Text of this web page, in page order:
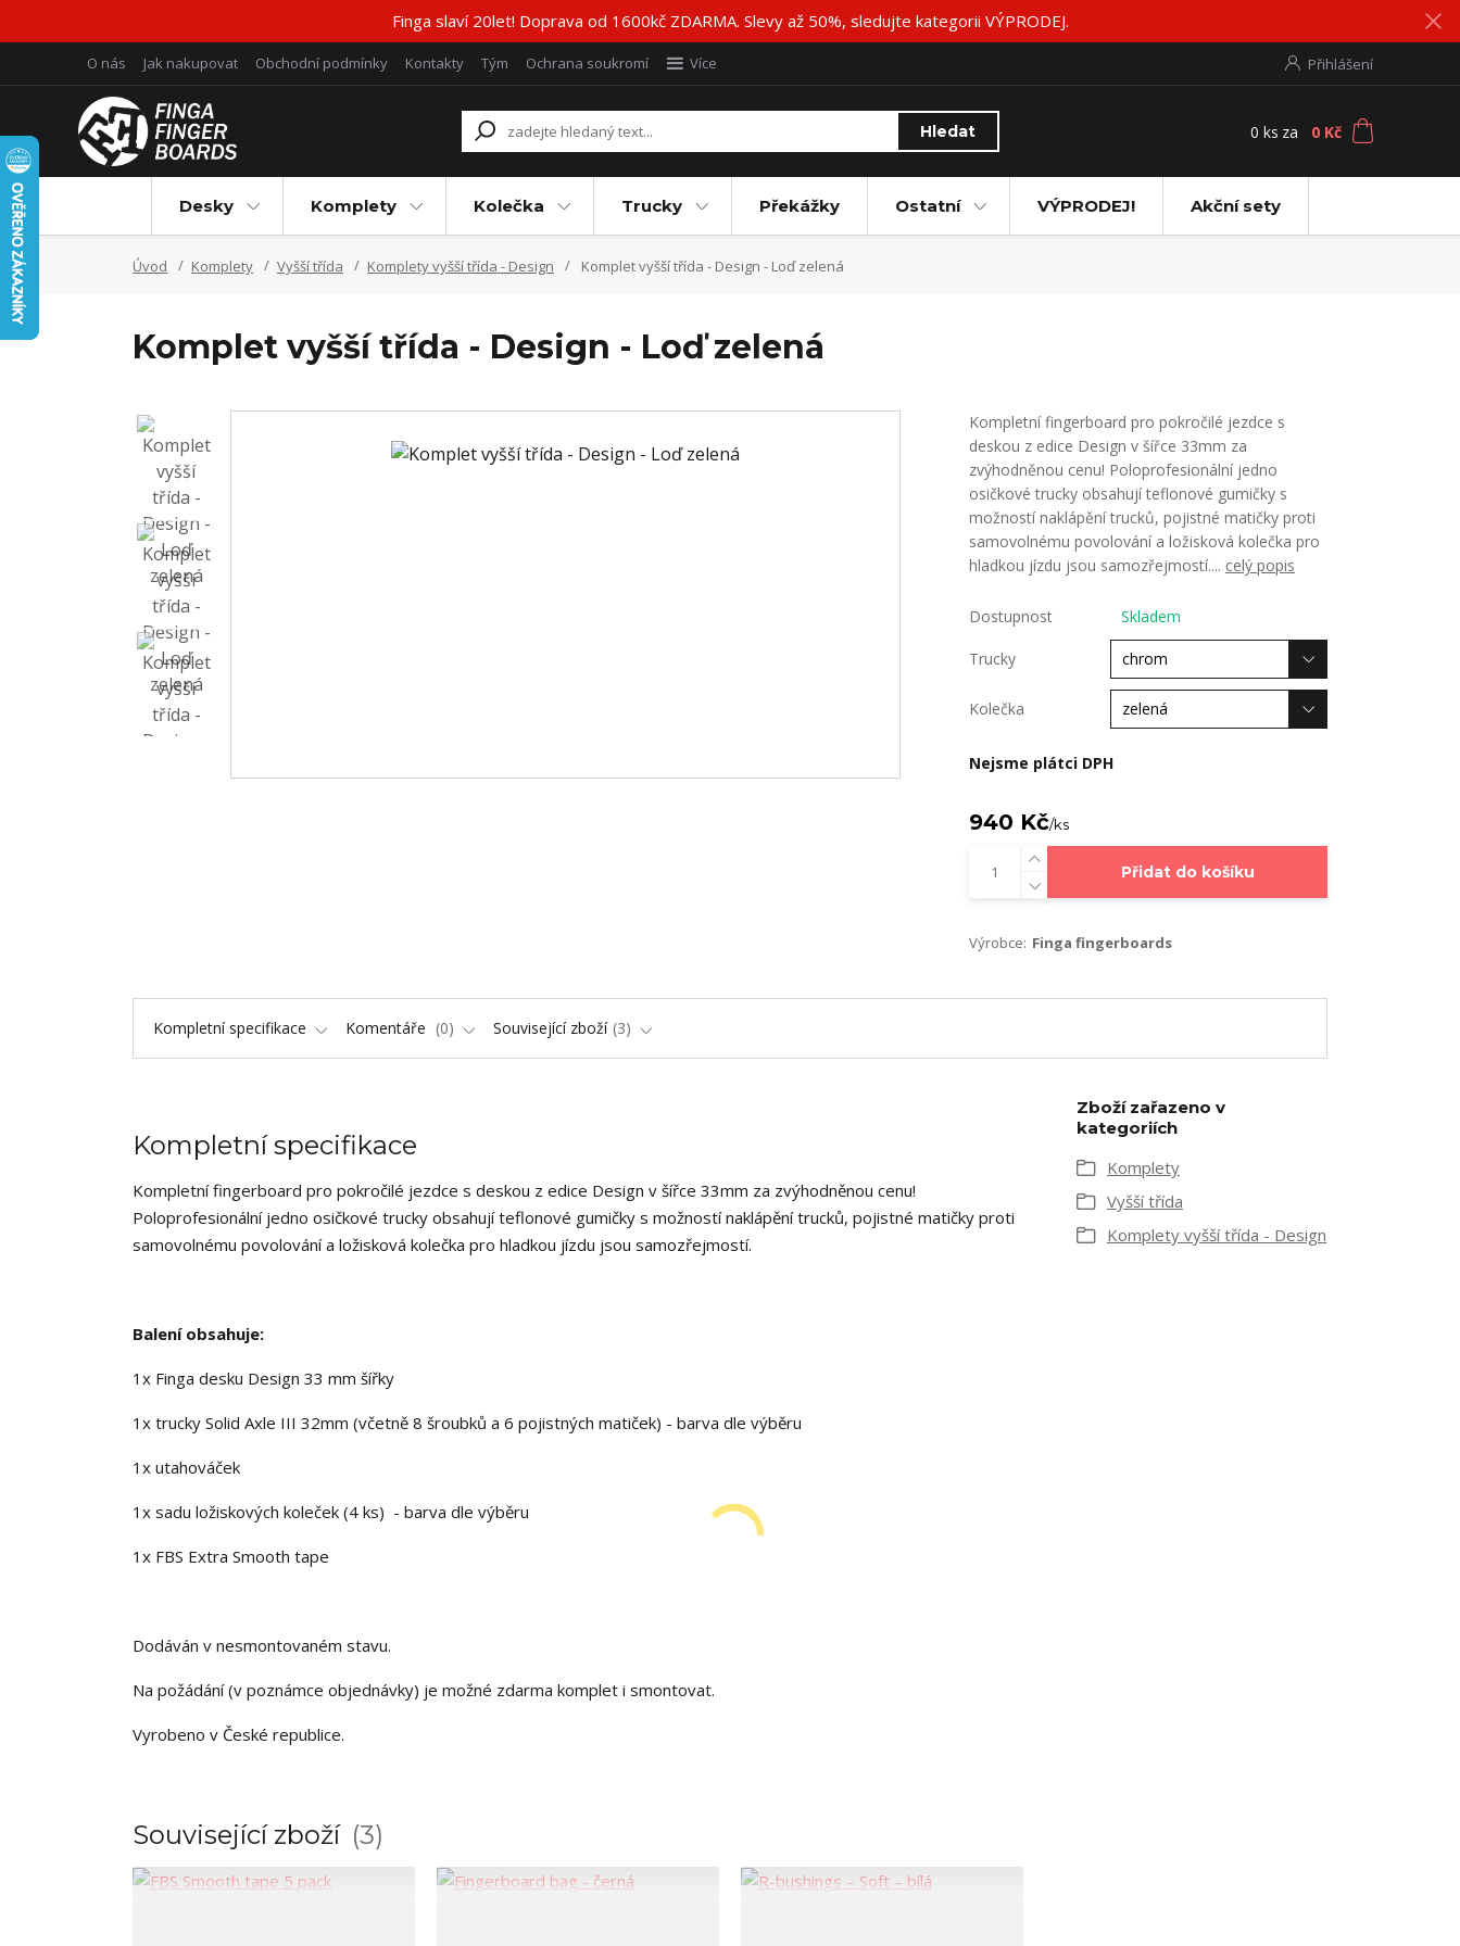
Finga slaví 20let! Doprava od 1600kč ZDARMA. Slevy až 50%, sledujte kategorii VÝPRODEJ.
O nás Jak nakupovat Obchodní podmínky Kontakty Tým Ochrana soukromí Více Přihlášení
Hledat 0 ks za 0 Kč
Desky Komplety Kolečka Trucky Překážky Ostatní VÝPRODEJ! Akční sety
Úvod Komplety Vyšší třída Komplety vyšší třída - Design Komplet vyšší třída - Design - Loď zelená
Komplet vyšší třída - Design - Loď zelená
Kompletní fingerboard pro pokročilé jezdce s
deskou z edice Design v šířce 33mm za
zvýhodněnou cenu! Poloprofesionální jedno
osičkové trucky obsahují teflonové gumičky s
možností naklápění trucků, pojistné matičky proti
samovolnému povolování a ložisková kolečka pro
hladkou jízdu jsou samozřejmostí.... celý popis
Dostupnost Skladem
Trucky
Kolečka
Nejsme plátci DPH
940 Kč/ks
Přidat do košíku
Výrobce: Finga fingerboards
Kompletní specifikace Komentáře 0 Související zboží 3
Kompletní specifikace
Kompletní fingerboard pro pokročilé jezdce s deskou z edice Design v šířce 33mm za zvýhodněnou cenu!
Poloprofesionální jedno osičkové trucky obsahují teflonové gumičky s možností naklápění trucků, pojistné matičky proti
samovolnému povolování a ložisková kolečka pro hladkou jízdu jsou samozřejmostí.
Balení obsahuje:
1x Finga desku Design 33 mm šířky
1x trucky Solid Axle III 32mm (včetně 8 šroubků a 6 pojistných matiček) - barva dle výběru
1x utahováček
1x sadu ložiskových koleček (4 ks) - barva dle výběru
1x FBS Extra Smooth tape
Dodáván v nesmontovaném stavu.
Na požádání (v poznámce objednávky) je možné zdarma komplet i smontovat.
Vyrobeno v České republice.
Zboží zařazeno v
kategoriích
Komplety
Vyšší třída
Komplety vyšší třída - Design
Související zboží 3